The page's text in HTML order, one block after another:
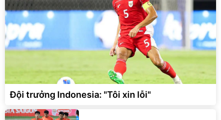
Đội trưởng Indonesia: "Tôi xin lỗi"